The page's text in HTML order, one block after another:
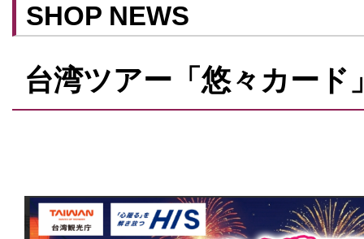
SHOP NEWS
台湾ツアー「悠々カード